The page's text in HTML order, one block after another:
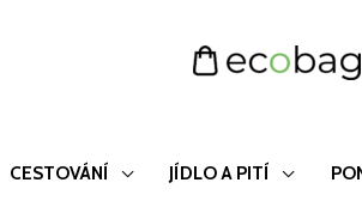
CESTOVÁNÍ JÍDLO A PITÍ